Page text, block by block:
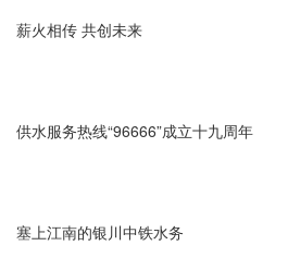
薪火相传 共创未来
供水服务热线“96666”成立十九周年
塞上江南的银川中铁水务